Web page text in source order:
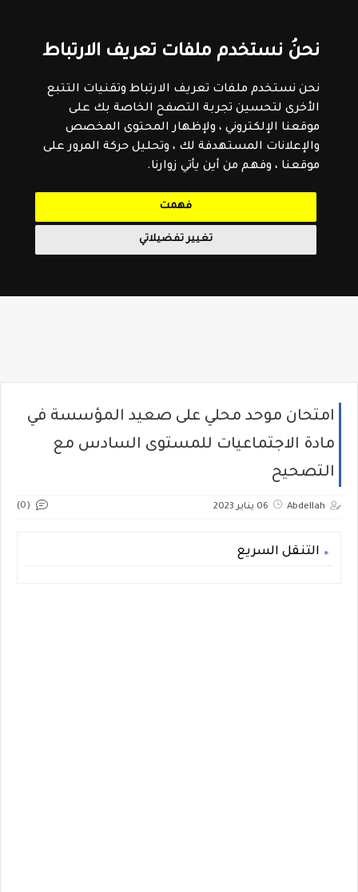
نحنُ نستخدم ملفات تعريف الارتباط
نحن نستخدم ملفات تعريف الارتباط وتقنيات التتبع
الأخرى لتحسين تجربة التصفح الخاصة بك على
موقعنا الإلكتروني ، ولإظهار المحتوى المخصص
والإعلانات المستهدفة لك ، وتحليل حركة المرور على
موقعنا ، وفهم من أين يأتي زوارنا.
فهمت
تغيير تفضيلاتي
امتحان موحد محلي على صعيد المؤسسة في
مادة الاجتماعيات للمستوى السادس مع
التصحيح
Abdellah 06 يناير 2023 (0)
التنقل السريع